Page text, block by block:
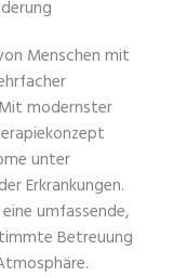
Menschen mit
modernster
unter
Erkrankungen.
umfassende,
Betreuung